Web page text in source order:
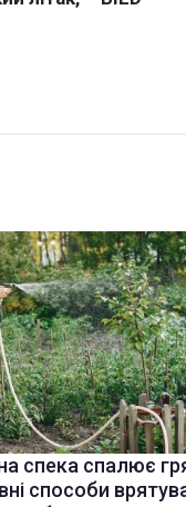
спека спалює
способи